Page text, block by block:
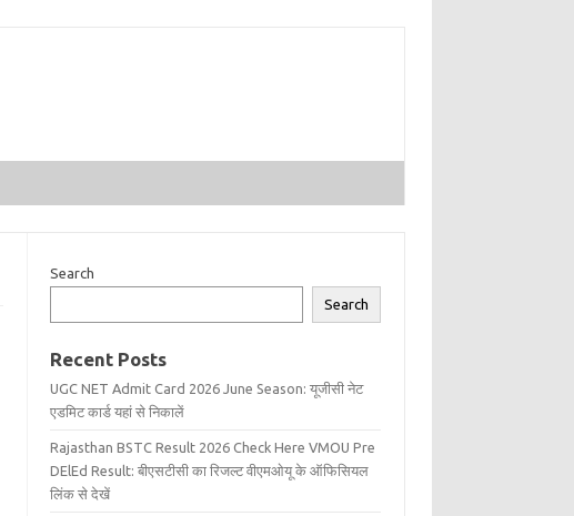
Search
Search
Recent Posts
UGC NET Admit Card 2026 June Season: यूजीसी नेट
एडमिट कार्ड यहां से निकालें
Rajasthan BSTC Result 2026 Check Here VMOU Pre
DElEd Result: बीएसटीसी का रिजल्ट वीएमओयू के ऑफिसियल
लिंक से देखें